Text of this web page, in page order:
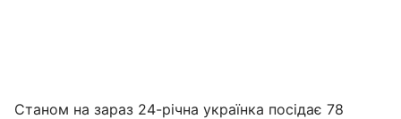
Станом на зараз 24-річна українка посідає 78